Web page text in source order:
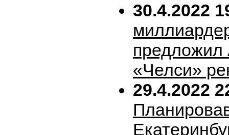
30.4.2022
предложил
«Челси»
29.4.2022